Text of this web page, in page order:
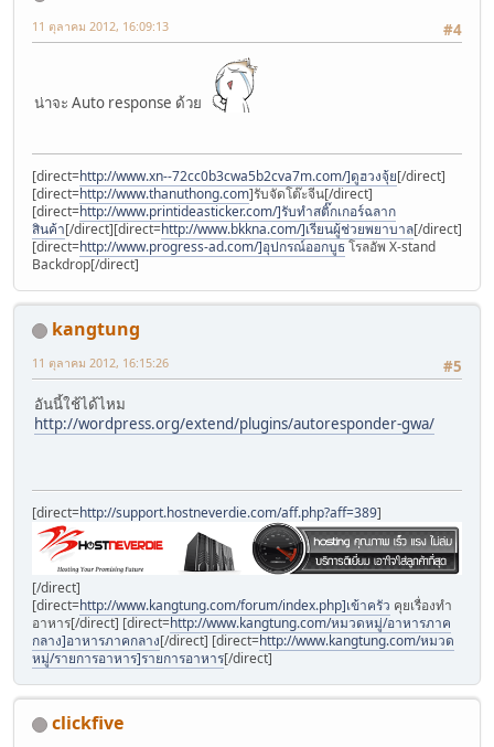
<td colspan="3" class="smalltext" bgcolor="#ffffff">
</table>
</html>
#4
11 ตุลาคม 2012, 16:09:13
น่าจะ Auto response ด้วย
[direct=http://www.xn--72cc0b3cwa5b2cva7m.com/]ดูฮวงจุ้ย[/direct]
[direct=http://www.thanuthong.com]รับจัดโต๊ะจีน[/direct]
[direct=http://www.printideasticker.com/]รับทำสติ๊กเกอร์ฉลาก
สินค้า[/direct][direct=http://www.bkkna.com/]เรียนผู้ช่วยพยาบาล[/direct]
[direct=http://www.progress-ad.com/]อุปกรณ์ออกบูธโรลอัพ X-stand
Backdrop[/direct]
kangtung
#5
11 ตุลาคม 2012, 16:15:26
อันนี้ใช้ได้ไหม
http://wordpress.org/extend/plugins/autoresponder-gwa/
[direct=http://support.hostneverdie.com/aff.php?aff=389]
[/direct]
[direct=http://www.kangtung.com/forum/index.php]เข้าครัว คุยเรื่องทำ
อาหาร[/direct] [direct=http://www.kangtung.com/หมวดหมู่/อาหารภาค
กลาง]อาหารภาคกลาง[/direct] [direct=http://www.kangtung.com/หมวด
หมู่/รายการอาหาร]รายการอาหาร[/direct]
clickfive